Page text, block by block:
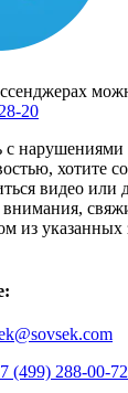
20
нарушениями
хотите
видео или
из указанных
(499) 288-00-72